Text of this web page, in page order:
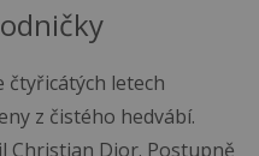
čtyřicátých letech
z čistého hedvábí.
Christian Dior. Postupně